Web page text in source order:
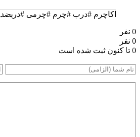
اکاچرم #درب #چرم #چرمی #دربضد
0 نفر
0 نفر
0 تا کنون ثبت شده است